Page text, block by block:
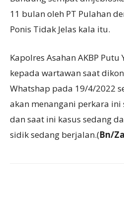
11 bulan oleh PT Pulahan
Ponis Tidak Jelas kala itu.
Kapolres Asahan AKBP Putu
kepada wartawan saat
Whatshap pada 19/4/2022
akan menangani perkara ini
dan saat ini kasus sedang
sidik sedang berjalan.(Bn/